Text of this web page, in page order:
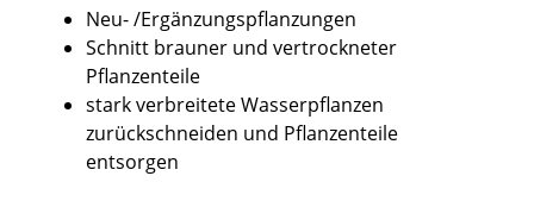
Neu- /Ergänzungspflanzungen
Schnitt brauner und vertrockneter
Pflanzenteile
stark verbreitete Wasserpflanzen
zurückschneiden und Pflanzenteile
entsorgen